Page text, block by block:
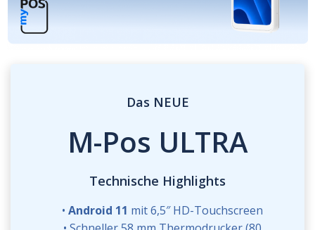
Das NEUE
M-Pos ULTRA
Technische Highlights
Android 11 mit 6,5″ HD-Touchscreen